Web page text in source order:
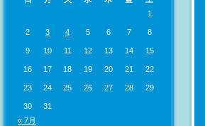
1
2 3 4 5 6 7 8
9 10 11 12 13 14 15
16 17 18 19 20 21 22
23 24 25 26 27 28 29
30
31
« 7月